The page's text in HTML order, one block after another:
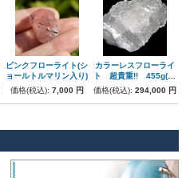
ピンクフローライト(シ
ョールトルマリン入り)
価格(税込): 7,000 円
カラーレスフローライ
ト 超貴重!! 455g(湖
南省産)
価格(税込): 294,000 円